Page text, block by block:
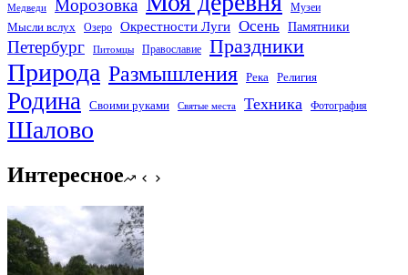
Медведи Морозовка
Музеи
Мысли вслух
Озеро Окрестности Луги Осень Памятники
Петербург Питомцы Православие Праздники
Природа Размышления Река Религия
Родина Своими руками Святые места Техника Фотография
Шалово
Интересное